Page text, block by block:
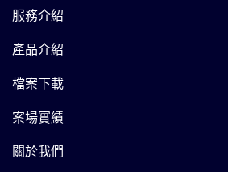
服務介紹
產品介紹
檔案下載
案場實績
關於我們